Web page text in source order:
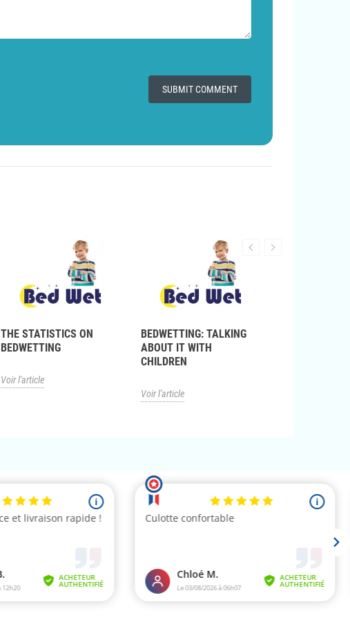
THE STATISTICS ON
BEDWETTING
Voir l'article
BEDWETTING: TALKING
ABOUT IT WITH
CHILDREN
Voir l'article